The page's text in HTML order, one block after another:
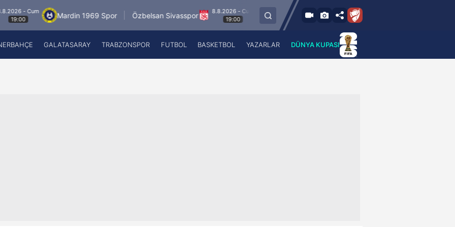
Cum
Mardin 1969 Spor Özbelsan Sivasspor
8.8.2026 - Cum
19:00
Esenler Erokspor Hesap.com Antalyaspor
A Haber Radyo
GALATASARAY TRABZONSPOR FUTBOL BASKETBOL YAZARLAR DÜNYA KUPASI